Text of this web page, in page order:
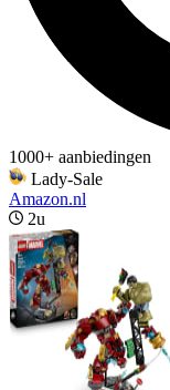
1000+ aanbiedingen
Lady-Sale
Amazon.nl
2u